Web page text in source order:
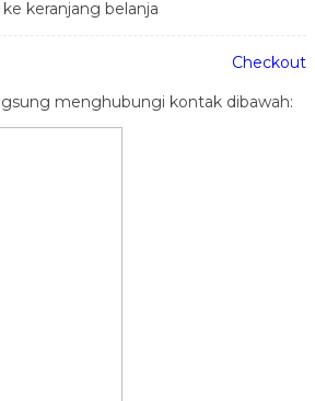
keranjang belanja
Checkout
menghubungi kontak dibawah: